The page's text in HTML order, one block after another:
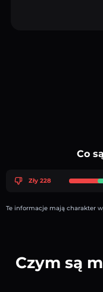
Co
Zły 228
Te informacje mają charakter
Czym są